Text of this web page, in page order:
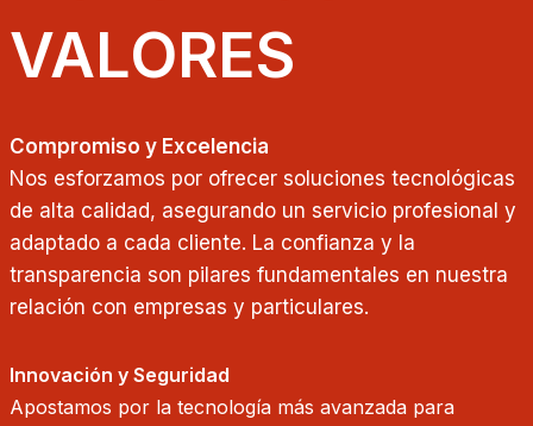
VALORES
Compromiso y Excelencia
Nos esforzamos por ofrecer soluciones tecnológicas
de alta calidad, asegurando un servicio profesional y
adaptado a cada cliente. La confianza y la
transparencia son pilares fundamentales en nuestra
relación con empresas y particulares.
Innovación y Seguridad
Apostamos por la tecnología más avanzada para